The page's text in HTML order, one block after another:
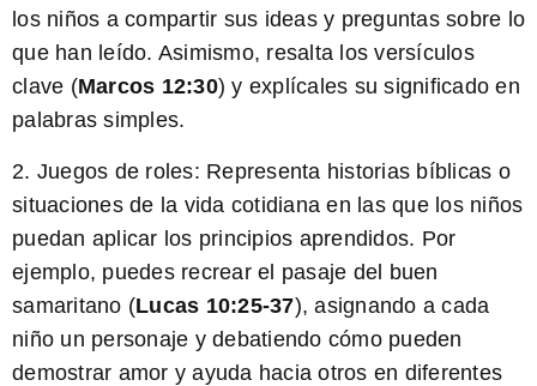
los niños a compartir sus ideas y preguntas sobre lo
que han leído. Asimismo, resalta los versículos
clave (Marcos 12:30) y explícales su significado en
palabras simples.
2. Juegos de roles: Representa historias bíblicas o
situaciones de la vida cotidiana en las que los niños
puedan aplicar los principios aprendidos. Por
ejemplo, puedes recrear el pasaje del buen
samaritano (Lucas 10:25-37), asignando a cada
niño un personaje y debatiendo cómo pueden
demostrar amor y ayuda hacia otros en diferentes